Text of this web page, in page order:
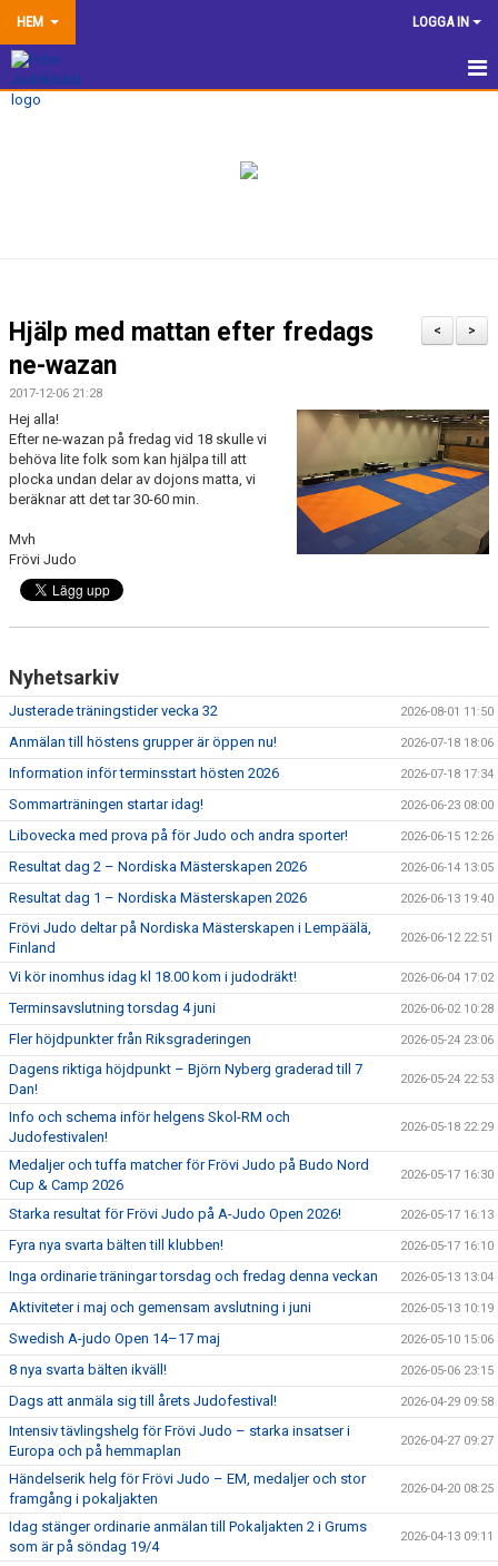
HEM LOGGA IN
HEM
KONTAKTA OSS
WALL OF FAME
>
<
Hjälp med mattan efter fredags
ne-wazan
2017-12-06 21:28
Hej alla!
Efter ne-wazan på fredag vid 18 skulle vi
behöva lite folk som kan hjälpa till att
plocka undan delar av dojons matta, vi
beräknar att det tar 30-60 min.
Mvh
Frövi Judo
Nyhetsarkiv
Justerade träningstider vecka 32 2026-08-01 11:50
Anmälan till höstens grupper är öppen nu! 2026-07-18 18:06
Information inför terminsstart hösten 2026 2026-07-18 17:34
Sommarträningen startar idag! 2026-06-23 08:00
Libovecka med prova på för Judo och andra sporter! 2026-06-15 12:26
Resultat dag 2 – Nordiska Mästerskapen 2026 2026-06-14 13:05
Resultat dag 1 – Nordiska Mästerskapen 2026 2026-06-13 19:40
Frövi Judo deltar på Nordiska Mästerskapen i Lempäälä,
Finland
2026-06-12 22:51
Vi kör inomhus idag kl 18.00 kom i judodräkt! 2026-06-04 17:02
Terminsavslutning torsdag 4 juni 2026-06-02 10:28
Fler höjdpunkter från Riksgraderingen 2026-05-24 23:06
Dagens riktiga höjdpunkt – Björn Nyberg graderad till 7
Dan!
2026-05-24 22:53
Info och schema inför helgens Skol-RM och
Judofestivalen!
2026-05-18 22:29
Medaljer och tuffa matcher för Frövi Judo på Budo Nord
Cup & Camp 2026
2026-05-17 16:30
Starka resultat för Frövi Judo på A-Judo Open 2026! 2026-05-17 16:13
Fyra nya svarta bälten till klubben! 2026-05-17 16:10
Inga ordinarie träningar torsdag och fredag denna veckan 2026-05-13 13:04
Aktiviteter i maj och gemensam avslutning i juni 2026-05-13 10:19
Swedish A-judo Open 14–17 maj 2026-05-10 15:06
8 nya svarta bälten ikväll! 2026-05-06 23:15
Dags att anmäla sig till årets Judofestival! 2026-04-29 09:58
Intensiv tävlingshelg för Frövi Judo – starka insatser i
Europa och på hemmaplan
2026-04-27 09:27
Händelserik helg för Frövi Judo – EM, medaljer och stor
framgång i pokaljakten
2026-04-20 08:25
Idag stänger ordinarie anmälan till Pokaljakten 2 i Grums
som är på söndag 19/4
2026-04-13 09:11